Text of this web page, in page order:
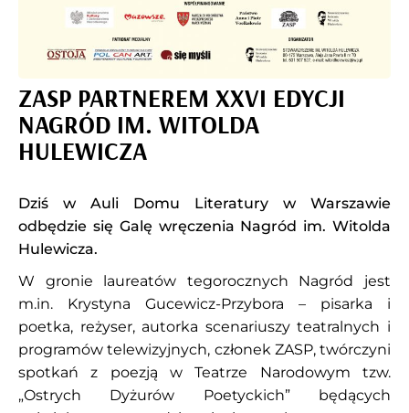
ZASP PARTNEREM XXVI EDYCJI
NAGRÓD IM. WITOLDA
HULEWICZA
Dziś w Auli Domu Literatury w Warszawie
odbędzie się Galę wręczenia Nagród im. Witolda
Hulewicza.
W gronie laureatów tegorocznych Nagród jest
m.in. Krystyna Gucewicz-Przybora – pisarka i
poetka, reżyser, autorka scenariuszy teatralnych i
programów telewizyjnych, członek ZASP, twórczyni
spotkań z poezją w Teatrze Narodowym tzw.
„Ostrych Dyżurów Poetyckich” będących